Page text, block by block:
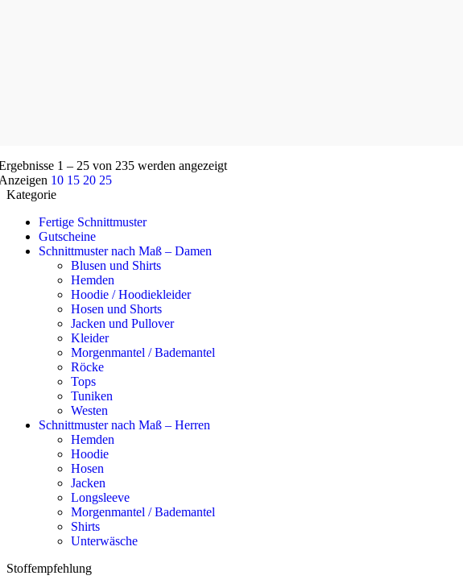
1 – 25 von 235 werden angezeigtNach
10 15 20 25
Kategorie
Fertige Schnittmuster
Gutscheine
Schnittmuster nach Maß – Damen
Blusen und Shirts
Hemden
Hoodie / Hoodiekleider
Hosen und Shorts
Jacken und Pullover
Kleider
Morgenmantel / Bademantel
Röcke
Tops
Tuniken
Westen
Schnittmuster nach Maß – Herren
Hemden
Hoodie
Hosen
Jacken
Longsleeve
Morgenmantel / Bademantel
Shirts
Unterwäsche
Stoffempfehlung